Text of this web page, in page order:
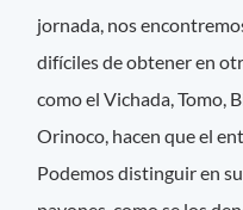
jornada, nos
difíciles de obtener en
como el Vichada, Tomo,
Orinoco, hacen que el
Podemos distinguir en